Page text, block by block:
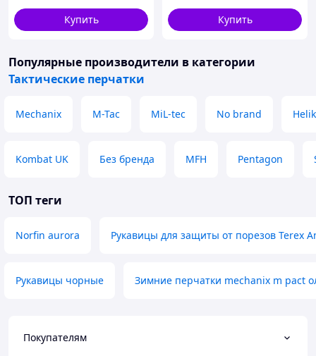
Купить Купить
Популярные производители в категории
Тактические перчатки
Mechanix M-Tac MiL-tec No brand
Kombat UK Без бренда MFH Pentagon
ТОП теги
Norfin aurora Рукавицы для защиты от порезов Terex
Рукавицы чорные Зимние перчатки mechanix m pact
Покупателям